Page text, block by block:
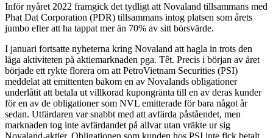
Inför nyåret 2022 framgick det tydligt att Novaland tillsammans med
Phat Dat Corporation (PDR) tillsammans intog platsen som årets
jumbo efter att ha tappat mer än 70% av sitt börsvärde.
I januari fortsatte nyheterna kring Novaland att hagla in trots den
låga aktiviteten på aktiemarknaden pga. Têt. Precis i början av året
började ett rykte florera om att PetroVietnam Securities (PSI)
meddelat att emittenten bakom en av Novalands obligationer
underlåtit att betala ut villkorad kupongränta till en av deras kunder
för en av de obligationer som NVL emitterade för bara något år
sedan. Utfärdaren var snabbt med att avfärda påståendet, men
marknaden tog inte avfärdandet på allvar utan vräkte ur sig
Novaland-aktier. Obligationen som kunden hos PSI inte fick betalt